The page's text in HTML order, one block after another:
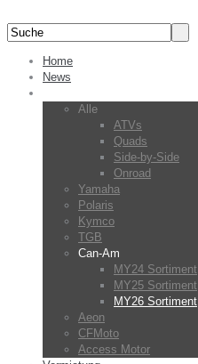
Home
News
Alle
ATVs
Quads
Side-by-Side
Onroad
Yamaha
Polaris
Kymco
TGB
Can-Am
MY24 Sortiment
MY25 Sortiment
MY26 Sortiment
Aeon
CFMoto
Access Motor